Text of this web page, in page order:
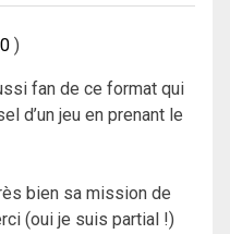
fan de ce format qui
d’un jeu en prenant le
bien sa mission de
(oui je suis partial !)